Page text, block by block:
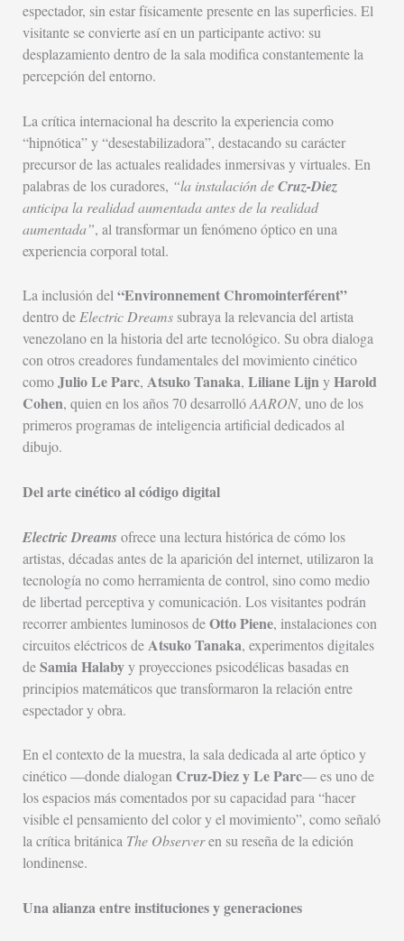
espectador, sin estar físicamente presente en las superficies. El
visitante se convierte así en un participante activo: su
desplazamiento dentro de la sala modifica constantemente la
percepción del entorno.
La crítica internacional ha descrito la experiencia como
“hipnótica” y “desestabilizadora”, destacando su carácter
precursor de las actuales realidades inmersivas y virtuales. En
palabras de los curadores, “la instalación deCruz-Diez
anticipa la realidad aumentada antes de la realidad
aumentada”, al transformar un fenómeno óptico en una
experiencia corporal total.
La inclusión del“Environnement Chromointerférent”
dentro deElectric Dreamssubraya la relevancia del artista
venezolano en la historia del arte tecnológico. Su obra dialoga
con otros creadores fundamentales del movimiento cinético
comoJulio Le Parc, Atsuko Tanaka, Liliane LijnyHarold
Cohen, quien en los años 70 desarrollóAARON, uno de los
primeros programas de inteligencia artificial dedicados al
dibujo.
Del arte cinético al código digital
Electric Dreams ofrece una lectura histórica de cómo los
artistas, décadas antes de la aparición del internet, utilizaron la
tecnología no como herramienta de control, sino como medio
de libertad perceptiva y comunicación. Los visitantes podrán
recorrer ambientes luminosos deOtto Piene, instalaciones con
circuitos eléctricos de Atsuko Tanaka, experimentos digitales
deSamia Halabyy proyecciones psicodélicas basadas en
principios matemáticos que transformaron la relación entre
espectador y obra.
En el contexto de la muestra, la sala dedicada al arte óptico y
cinético —donde dialogan Cruz-Diez y Le Parc— es uno de
los espacios más comentados por su capacidad para “hacer
visible el pensamiento del color y el movimiento”, como señaló
la crítica británica The Observeren su reseña de la edición
londinense.
Una alianza entre instituciones y generaciones